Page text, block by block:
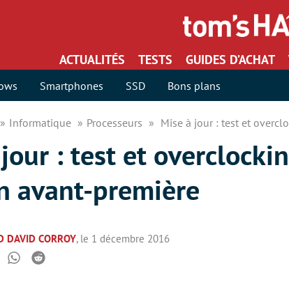
ACTUALITÉS TESTS GUIDES D’ACHAT
Smartphones SSD Bons plans
Informatique Processeurs Mise à jour : test et
: test et
avant-première
DAVID CORROY, le 1 décembre 2016
Whatsapp
Reddit